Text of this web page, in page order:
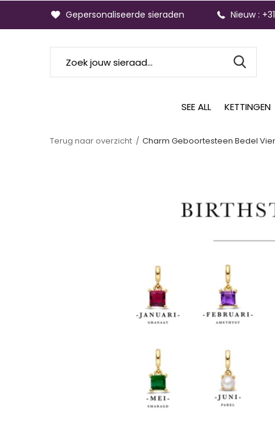
SEE ALL KETTINGEN
Gepersonaliseerde sieraden Nieuw :
Terug naar overzicht Charm Geboortesteen Bedel